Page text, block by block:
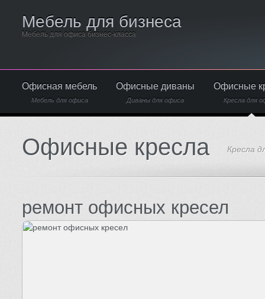
Мебель для бизнеса
Мебель для офиса бизнес-класса
Офисная мебель
Мебель для офиса
Офисные диваны
Диваны для офиса
Офисные
Кресла для
Офисные кресла Кресла
ремонт офисных кресел